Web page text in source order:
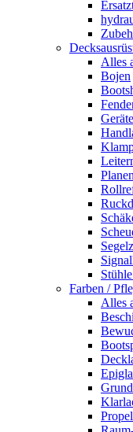
Alles
Bojen
Farben /
Alles